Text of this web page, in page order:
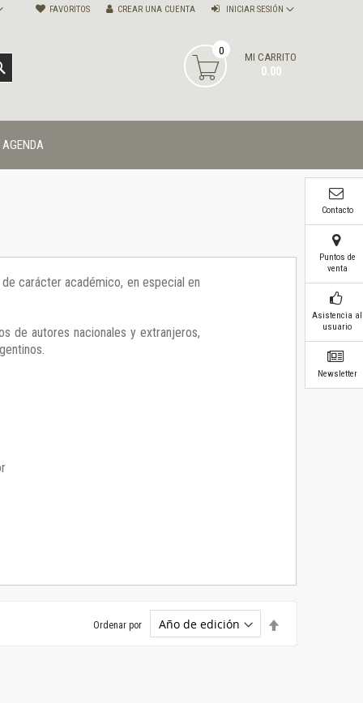
FAVORITOS INICIAR SESIÓN
CREAR UNA CUENTA
MI CARRITO
0.00
0
AGENDA
carácter académico, en especial en
de autores nacionales y extranjeros,
Ordenar por
descendente
Contacto
Puntos de
venta
Asistencia al
usuario
Newsletter